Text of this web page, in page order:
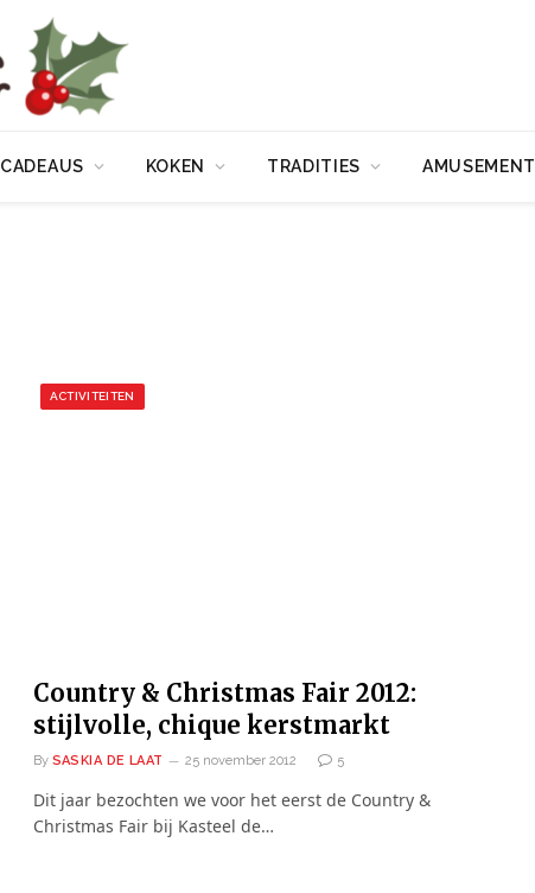
CADEAUS KOKEN TRADITIES AMUSEMENT
ACTIVITEITEN
Country & Christmas Fair 2012:
stijlvolle, chique kerstmarkt
By SASKIA DE LAAT 25 november 2012 5
Dit jaar bezochten we voor het eerst de Country &
Christmas Fair bij Kasteel de…